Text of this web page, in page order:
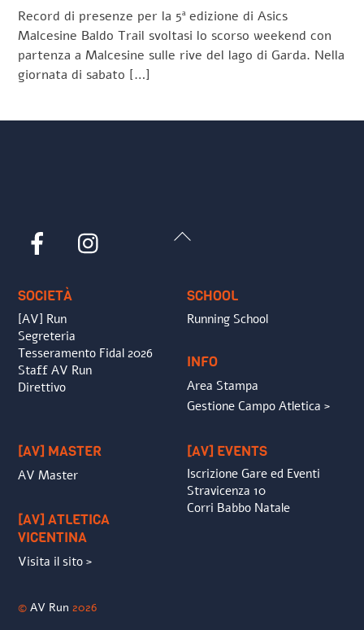
Record di presenze per la 5ª edizione di Asics
Malcesine Baldo Trail svoltasi lo scorso weekend con
partenza a Malcesine sulle rive del lago di Garda. Nella
giornata di sabato […]
Back
Facebook
SOCIETÀ
[AV] Run
Segreteria
Tesseramento Fidal 2026
Staff AV Run
Direttivo
SCHOOL
Running School
INFO
Area Stampa
Gestione Campo Atletica >
[AV] MASTER
AV Master
[AV] ATLETICA
VICENTINA
Visita il sito >
[AV] EVENTS
Iscrizione Gare ed Eventi
Stravicenza 10
Corri Babbo Natale
©AV Run 2026